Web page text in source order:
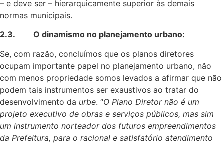
– e deve ser – hierarquicamente superior às demais
normas municipais.
2.3. O dinamismo no planejamento urbano:
Se, com razão, concluímos que os planos diretores
ocupam importante papel no planejamento urbano, não
com menos propriedade somos levados a afirmar que não
podem tais instrumentos ser exaustivos ao tratar do
desenvolvimento da urbe. “O Plano Diretor não é um
projeto executivo de obras e serviços públicos, mas sim
um instrumento norteador dos futuros empreendimentos
da Prefeitura, para o racional e satisfatório atendimento